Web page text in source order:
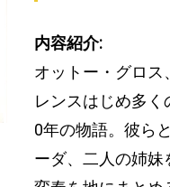
内容紹介:
オットー・グロス
レンスはじめ多
0年の物語。彼ら
ーダ、二人の姉